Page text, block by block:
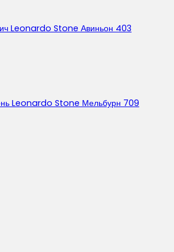
Leonardo Stone Авиньон 403
Leonardo Stone Мельбурн 709